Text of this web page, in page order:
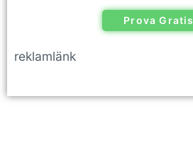
Prova Gratis
reklamlänk